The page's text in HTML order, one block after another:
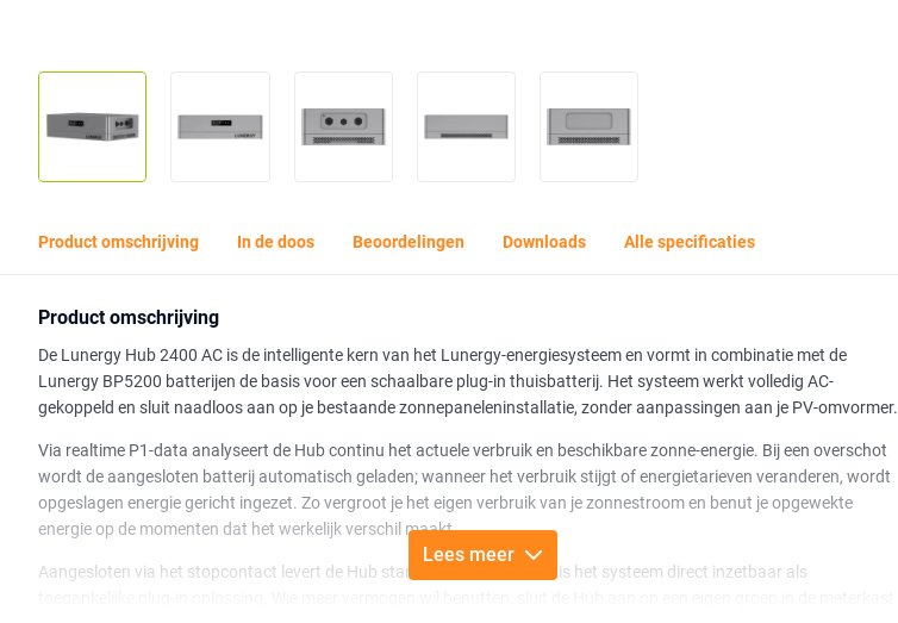
Product omschrijving In de doos Beoordelingen Downloads Alle specificaties
Product omschrijving
De Lunergy Hub 2400 AC is de intelligente kern van het Lunergy-energiesysteem en vormt in combinatie met de
Lunergy BP5200 batterijen de basis voor een schaalbare plug-in thuisbatterij. Het systeem werkt volledig AC-
gekoppeld en sluit naadloos aan op je bestaande zonnepaneleninstallatie, zonder aanpassingen aan je PV-omvormer.
Via realtime P1-data analyseert de Hub continu het actuele verbruik en beschikbare zonne-energie. Bij een overschot
wordt de aangesloten batterij automatisch geladen; wanneer het verbruik stijgt of energietarieven veranderen, wordt
opgeslagen energie gericht ingezet. Zo vergroot je het eigen verbruik van je zonnestroom en benut je opgewekte
energie op de momenten dat het werkelijk verschil maakt.
Aangesloten via het stopcontact levert de Hub standaard tot 800 W en is het systeem direct inzetbaar als
Lees meer